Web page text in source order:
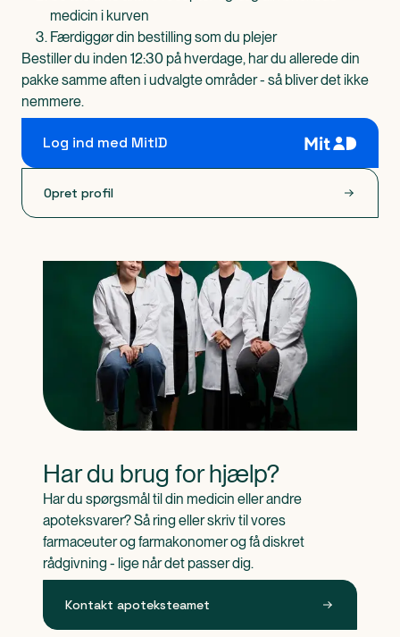
medicin i kurven
Færdiggør din bestilling som du plejer
Bestiller du inden 12:30 på hverdage, har du allerede din
pakke samme aften i udvalgte områder - så bliver det ikke
nemmere.
Log ind med MitID
Opret profil
Har du brug for hjælp?
Har du spørgsmål til din medicin eller andre
apoteksvarer? Så ring eller skriv til vores
farmaceuter og farmakonomer og få diskret
rådgivning - lige når det passer dig.
Kontakt apoteksteamet